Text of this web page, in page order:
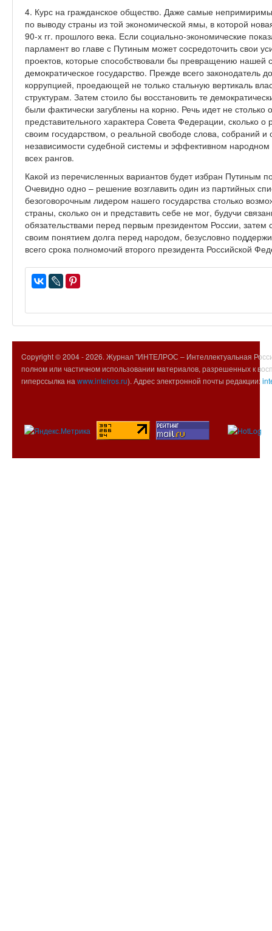
4. Курс на гражданское общество. Даже самые
по выводу страны из той экономической ямы, в которой
90-х гг. прошлого века. Если социально-экономические
парламент во главе с Путиным может сосредоточить свои
проектов, которые способствовали бы превращению нашей
демократическое государство. Прежде всего законодатель
коррупцией, проедающей не только стальную вертикаль
структурам. Затем стоило бы восстановить те
были фактически загублены на корню. Речь идет не столько
представительного характера Совета Федерации, сколько
своим государством, о реальной свободе слова, собраний
независимости судебной системы и эффективном народном
всех рангов.
Какой из перечисленных вариантов будет избран Путиным
Очевидно одно – решение возглавить один из партийных
безоговорочным лидером нашего государства столько
страны, сколько он и представить себе не мог, будучи
обязательствами перед первым президентом России,
своим понятием долга перед народом, безусловно
всего срока полномочий второго президента Российской
Copyright © 2004 -2026. Журнал "ИНТЕЛРОС – Интеллектуальная
полном или частичном использовании материалов, разрешенных к
гиперссылка на www.intelros.ru). Адрес электронной почты редакции: